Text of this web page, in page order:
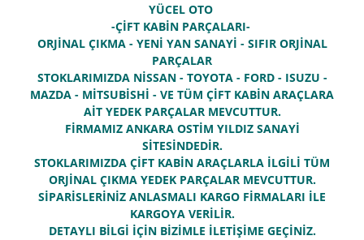
YÜCEL OTO
-ÇİFT KABİN PARÇALARI-
ORJİNAL ÇIKMA - YENİ YAN SANAYİ - SIFIR ORJİNAL
PARÇALAR
STOKLARIMIZDA NİSSAN - TOYOTA - FORD - ISUZU -
MAZDA - MİTSUBİSHİ - VE TÜM ÇİFT KABİN ARAÇLARA
AİT YEDEK PARÇALAR MEVCUTTUR.
FİRMAMIZ ANKARA OSTİM YILDIZ SANAYİ
SİTESİNDEDİR.
STOKLARIMIZDA ÇİFT KABİN ARAÇLARLA İLGİLİ TÜM
ORJİNAL ÇIKMA YEDEK PARÇALAR MEVCUTTUR.
SİPARİSLERİNİZ ANLASMALI KARGO FİRMALARI İLE
KARGOYA VERİLİR.
DETAYLI BİLGİ İÇİN BİZİMLE İLETİŞİME GEÇİNİZ.